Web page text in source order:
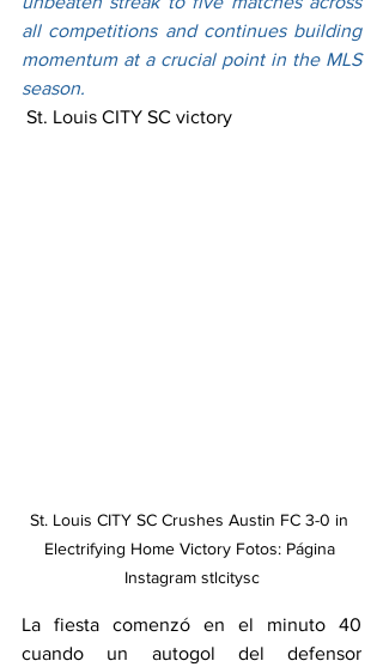
all competitions and continues building
momentum at a crucial point in the MLS
season.
St. Louis CITY SC victory
St. Louis CITY SC Crushes Austin FC 3-0 in
Electrifying Home Victory Fotos: Página
Instagram stlcitysc
La fiesta comenzó en el minuto 40
cuando un autogol del defensor